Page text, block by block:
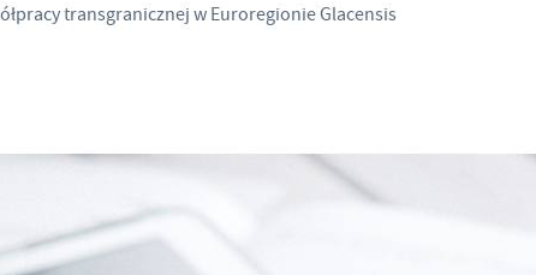
transgranicznej w Euroregionie Glacensis